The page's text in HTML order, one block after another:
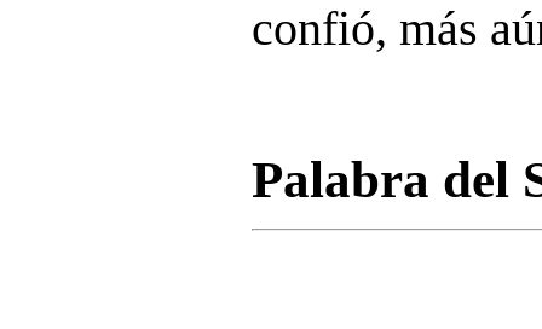
confió, más
Palabra del